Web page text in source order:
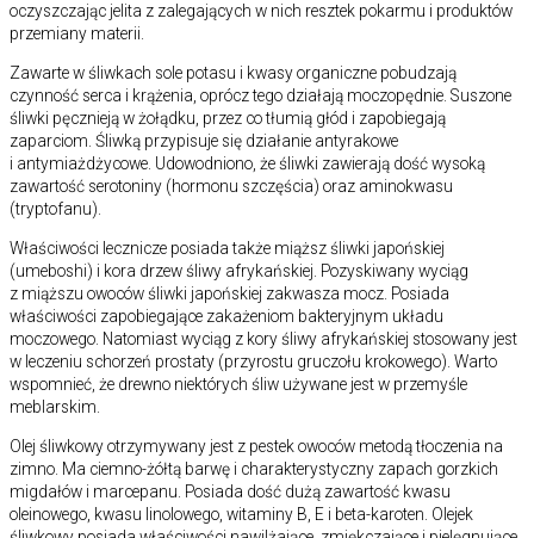
oczyszczając jelita z zalegających w nich resztek pokarmu i produktów
przemiany materii.
Zawarte w śliwkach sole potasu i kwasy organiczne pobudzają
czynność serca i krążenia, oprócz tego działają moczopędnie. Suszone
śliwki pęcznieją w żołądku, przez co tłumią głód i zapobiegają
zaparciom. Śliwką przypisuje się działanie antyrakowe
i antymiażdżycowe. Udowodniono, że śliwki zawierają dość wysoką
zawartość serotoniny (hormonu szczęścia) oraz aminokwasu
(tryptofanu).
Właściwości lecznicze posiada także miąższ śliwki japońskiej
(umeboshi) i kora drzew śliwy afrykańskiej. Pozyskiwany wyciąg
z miąższu owoców śliwki japońskiej zakwasza mocz. Posiada
właściwości zapobiegające zakażeniom bakteryjnym układu
moczowego. Natomiast wyciąg z kory śliwy afrykańskiej stosowany jest
w leczeniu schorzeń prostaty (przyrostu gruczołu krokowego). Warto
wspomnieć, że drewno niektórych śliw używane jest w przemyśle
meblarskim.
Olej śliwkowy otrzymywany jest z pestek owoców metodą tłoczenia na
zimno. Ma ciemno-żółtą barwę i charakterystyczny zapach gorzkich
migdałów i marcepanu. Posiada dość dużą zawartość kwasu
oleinowego, kwasu linolowego, witaminy B, E i beta-karoten. Olejek